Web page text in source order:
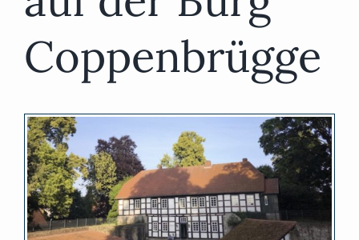
Coppenbrügge
Zeige
grösseres
Bild